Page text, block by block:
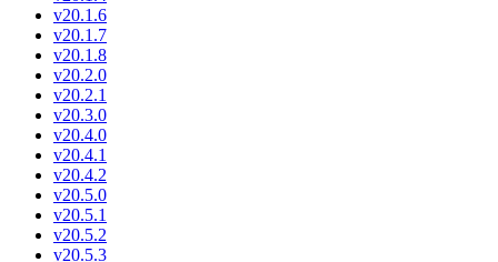
v20.1.6
v20.1.7
v20.1.8
v20.2.0
v20.2.1
v20.3.0
v20.4.0
v20.4.1
v20.4.2
v20.5.0
v20.5.1
v20.5.2
v20.5.3